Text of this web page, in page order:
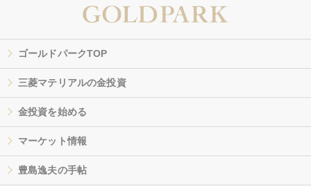
ゴールドパークTOP
三菱マテリアルの金投資
金投資を始める
マーケット情報
豊島逸夫の手帖